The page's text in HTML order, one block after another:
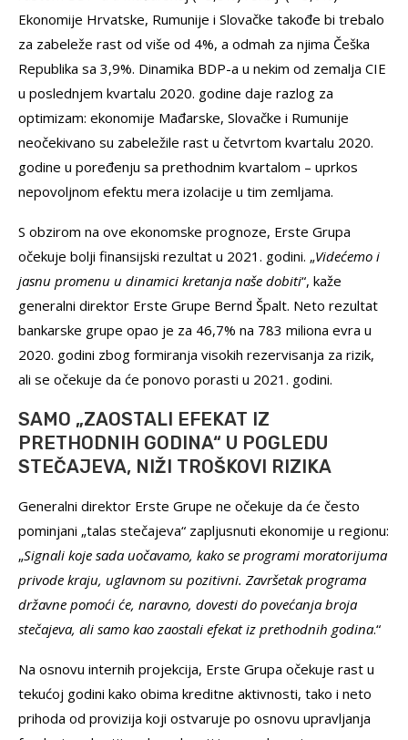
Ekonomije Hrvatske, Rumunije i Slovačke takođe bi trebalo
za zabeleže rast od više od 4%, a odmah za njima Češka
Republika sa 3,9%. Dinamika BDP-a u nekim od zemalja CIE
u poslednjem kvartalu 2020. godine daje razlog za
optimizam: ekonomije Mađarske, Slovačke i Rumunije
neočekivano su zabeležile rast u četvrtom kvartalu 2020.
godine u poređenju sa prethodnim kvartalom – uprkos
nepovoljnom efektu mera izolacije u tim zemljama.
S obzirom na ove ekonomske prognoze, Erste Grupa
očekuje bolji finansijski rezultat u 2021. godini. „Videćemo i
jasnu promenu u dinamici kretanja naše dobiti“, kaže
generalni direktor Erste Grupe Bernd Špalt. Neto rezultat
bankarske grupe opao je za 46,7% na 783 miliona evra u
2020. godini zbog formiranja visokih rezervisanja za rizik,
ali se očekuje da će ponovo porasti u 2021. godini.
SAMO „ZAOSTALI EFEKAT IZ
PRETHODNIH GODINA“ U POGLEDU
STEČAJEVA, NIŽI TROŠKOVI RIZIKA
Generalni direktor Erste Grupe ne očekuje da će često
pominjani „talas stečajeva“ zapljusnuti ekonomije u regionu:
„Signali koje sada uočavamo, kako se programi moratorijuma
privode kraju, uglavnom su pozitivni. Završetak programa
državne pomoći će, naravno, dovesti do povećanja broja
stečajeva, ali samo kao zaostali efekat iz prethodnih godina.“
Na osnovu internih projekcija, Erste Grupa očekuje rast u
tekućoj godini kako obima kreditne aktivnosti, tako i neto
prihoda od provizija koji ostvaruje po osnovu upravljanja